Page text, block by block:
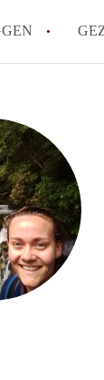
Hoeveel
Wat is de
Berekent
Alle